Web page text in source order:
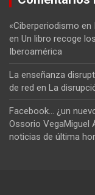
«Ciberperiodismo en
en Un libro recoge
Iberoamérica
La enseñanza
de red en La
Facebook... ¿un
Ossorio VegaMiguel
noticias de última